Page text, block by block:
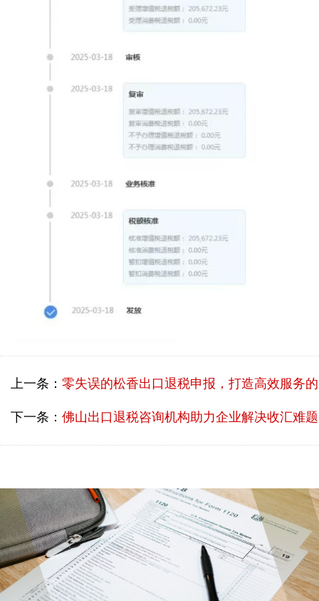
上一条： 零失误的松香出口退税申报，打造高效服务的广州出口退税专业代理机构
下一条： 佛山出口退税咨询机构助力企业解决收汇难题，实现高效退税